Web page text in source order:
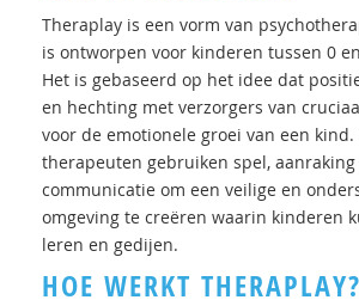
Theraplay is een vorm van
is ontworpen voor kinderen tussen 0
Het is gebaseerd op het idee dat
en hechting met verzorgers van
voor de emotionele groei van een kind.
therapeuten gebruiken spel,
communicatie om een veilige en
omgeving te creëren waarin kinderen
leren en gedijen.
HOE WERKT THERAPLAY?